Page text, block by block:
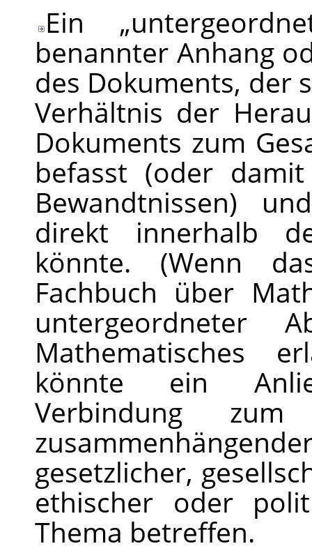
Ein „
benannter Anhang
des Dokuments, der
Verhältnis der
Dokuments zum
befasst (oder
Bewandtnissen)
direkt innerhalb
könnte. (Wenn
Fachbuch über
untergeordneter
Mathematisches
könnte ein
Verbindung
gesetzlicher,
ethischer oder
Thema betreffen.